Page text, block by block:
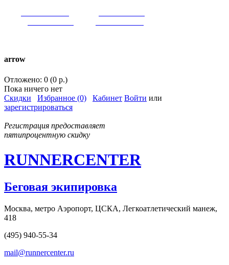
arrow
Отложено: 0 (0 р.)
Пока ничего нет
Скидки
Избранное (0) Кабинет Войти или
зарегистрироваться
Регистрация предоставляет
пятипроцентную скидку
RUNNERCENTER
Беговая экипировка
Москва, метро Аэропорт, ЦСКА, Легкоатлетический манеж,
418
(495) 940-55-34
mail@runnercenter.ru